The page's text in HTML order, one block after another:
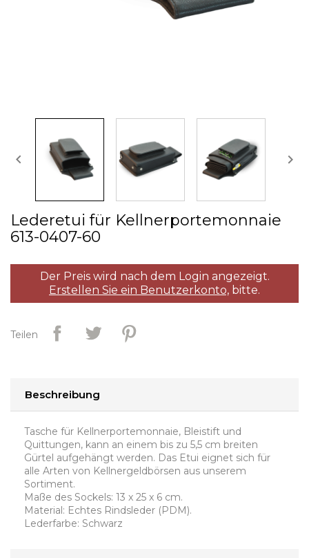
 
Lederetui für Kellnerportemonnaie
613­-0407­-60
Der Preis wird nach dem Login angezeigt.
Erstellen Sie ein Benutzerkonto, bitte.
Teilen
Beschreibung
Tasche für Kellnerportemonnaie, Bleistift und
Quittungen, kann an einem bis zu 5,5 cm breiten
Gürtel aufgehängt werden. Das Etui eignet sich für
alle Arten von Kellnergeldbörsen aus unserem
Sortiment.
Maße des Sockels: 13 x 25 x 6 cm.
Material: Echtes Rindsleder (PDM).
Lederfarbe: Schwarz